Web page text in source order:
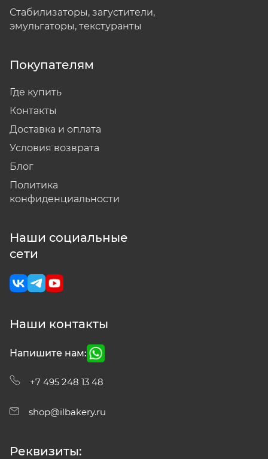
Стабилизаторы, загустители,
эмульгаторы, текстуранты
Покупателям
Где купить
Контакты
Доставка и оплата
Условия возврата
Блог
Политика
конфиденциальности
Наши социальные
сети
Наши контакты
Напишите нам:
+7 495 248 13 48
shop@ilbakery.ru
Реквизиты: